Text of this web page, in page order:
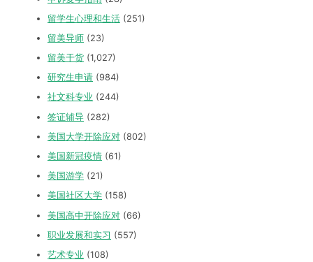
留学生心理和生活 (251)
留美导师 (23)
留美干货 (1,027)
研究生申请 (984)
社文科专业 (244)
签证辅导 (282)
美国大学开除应对 (802)
美国新冠疫情 (61)
美国游学 (21)
美国社区大学 (158)
美国高中开除应对 (66)
职业发展和实习 (557)
艺术专业 (108)